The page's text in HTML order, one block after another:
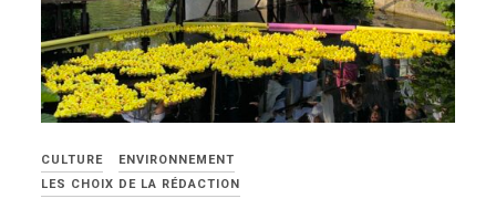
CULTURE
ENVIRONNEMENT
LES CHOIX DE LA RÉDACTION